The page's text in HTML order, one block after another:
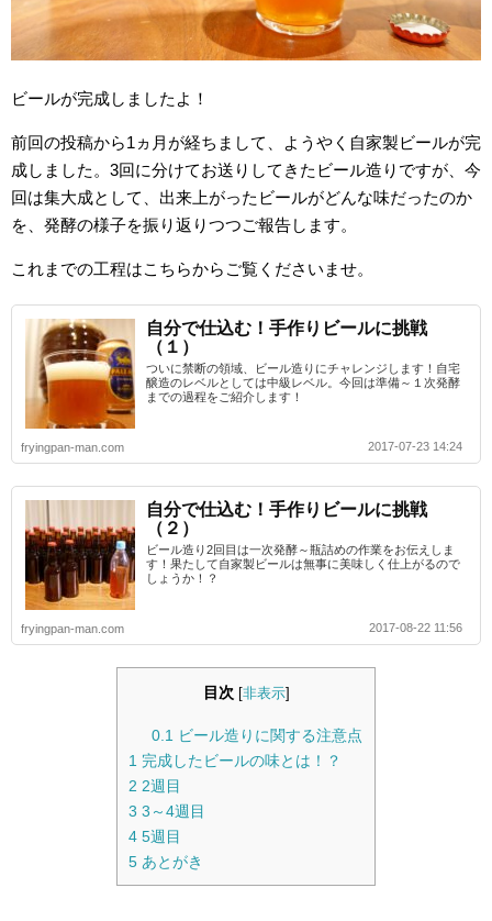
ビールが完成しましたよ！
前回の投稿から1ヵ月が経ちまして、ようやく自家製ビールが完
成しました。3回に分けてお送りしてきたビール造りですが、今
回は集大成として、出来上がったビールがどんな味だったのか
を、発酵の様子を振り返りつつご報告します。
これまでの工程はこちらからご覧くださいませ。
自分で仕込む！手作りビールに挑戦
（１）
ついに禁断の領域、ビール造りにチャレンジします！自宅
醸造のレベルとしては中級レベル。今回は準備～１次発酵
までの過程をご紹介します！
fryingpan-man.com 2017-07-23 14:24
自分で仕込む！手作りビールに挑戦
（２）
ビール造り2回目は一次発酵～瓶詰めの作業をお伝えしま
す！果たして自家製ビールは無事に美味しく仕上がるので
しょうか！？
fryingpan-man.com 2017-08-22 11:56
目次 [非表示]
0.1 ビール造りに関する注意点
1 完成したビールの味とは！？
2 2週目
3 3～4週目
4 5週目
5 あとがき